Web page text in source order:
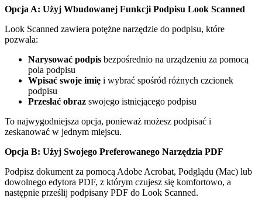
Opcja A: Użyj Wbudowanej Funkcji Podpisu Look Scanned
Look Scanned zawiera potężne narzędzie do podpisu, które
pozwala:
Narysować podpis bezpośrednio na urządzeniu za pomocą
pola podpisu
Wpisać swoje imię i wybrać spośród różnych czcionek
podpisu
Przesłać obraz swojego istniejącego podpisu
To najwygodniejsza opcja, ponieważ możesz podpisać i
zeskanować w jednym miejscu.
Opcja B: Użyj Swojego Preferowanego Narzędzia PDF
Podpisz dokument za pomocą Adobe Acrobat, Podglądu (Mac) lub
dowolnego edytora PDF, z którym czujesz się komfortowo, a
następnie prześlij podpisany PDF do Look Scanned.